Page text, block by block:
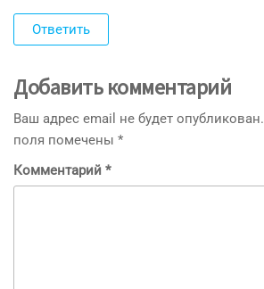
Ответить
Добавить комментарий
Ваш адрес email не будет опубликован.
поля помечены *
Комментарий *